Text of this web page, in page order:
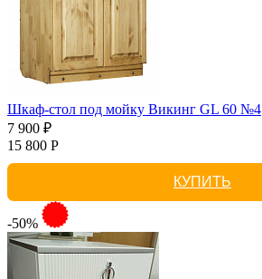
Шкаф-стол под мойку Викинг GL 60 №4
7 900 ₽
15 800 Р
КУПИТЬ
-50%